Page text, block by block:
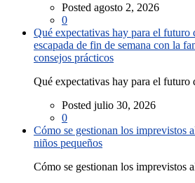
Posted agosto 2, 2026
0
Qué expectativas hay para el futuro
escapada de fin de semana con la
consejos prácticos
Qué expectativas hay para el futuro
Posted julio 30, 2026
0
Cómo se gestionan los imprevistos
niños pequeños
Cómo se gestionan los imprevistos